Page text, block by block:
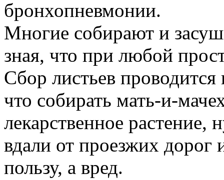
бронхопневмонии.
Многие собирают и
зная, что при любой
Сбор листьев
что собирать мать-и-
лекарственное растение,
вдали от проезжих дорог
пользу, а вред.